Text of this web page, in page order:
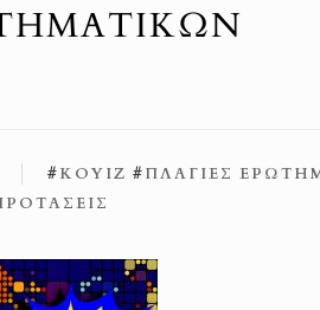
#ΚΟΥΊΖ #ΠΛΆΓΙΕΣ